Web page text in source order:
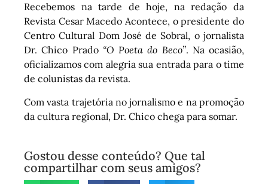
Recebemos na tarde de hoje, na redação da
Revista Cesar Macedo Acontece, o presidente do
Centro Cultural Dom José de Sobral, o jornalista
Dr. Chico Prado “O Poeta do Beco”. Na ocasião,
oficializamos com alegria sua entrada para o time
de colunistas da revista.
Com vasta trajetória no jornalismo e na promoção
da cultura regional, Dr. Chico chega para somar.
Gostou desse conteúdo? Que tal
compartilhar com seus amigos?